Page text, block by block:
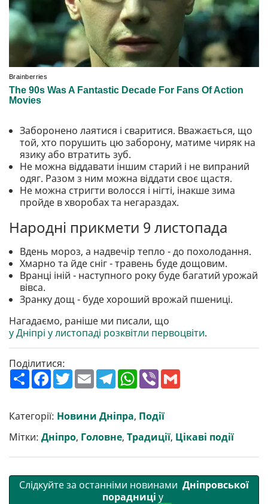
Заборонено лаятися і сваритися. Вважається, що
той, хто порушить цю заборону, матиме чиряк на
язику або втратить зуб.
Не можна віддавати іншим старий і не випраний
одяг. Разом з ним можна віддати своє щастя.
Не можна стригти волосся і нігті, інакше зима
пройде в хворобах та негараздах.
Народні прикмети 9 листопада
Вдень мороз, а надвечір тепло - до похолодання.
Хмарно та йде сніг - травень буде дощовим.
Вранці іній - наступного року буде багатий урожай
вівса.
Зранку дощ - буде хороший врожай пшениці.
Нагадаємо, раніше ми писали, що
у Дніпрі у листопаді розквітли первоцвіти.
Поділитися:
П
о
р
и
т
и
F
a
b
o
o
k
T
w
t
e
r
E
m
l
T
e
g
r
a
m
W
h
s
A
p
p
V
r
Категорії: Новини Дніпра, Події
Мітки: Дніпро, Головне, Традиції, Цікаві події
Слідкуйте за останніми новинами Дніпровської
порадниці у